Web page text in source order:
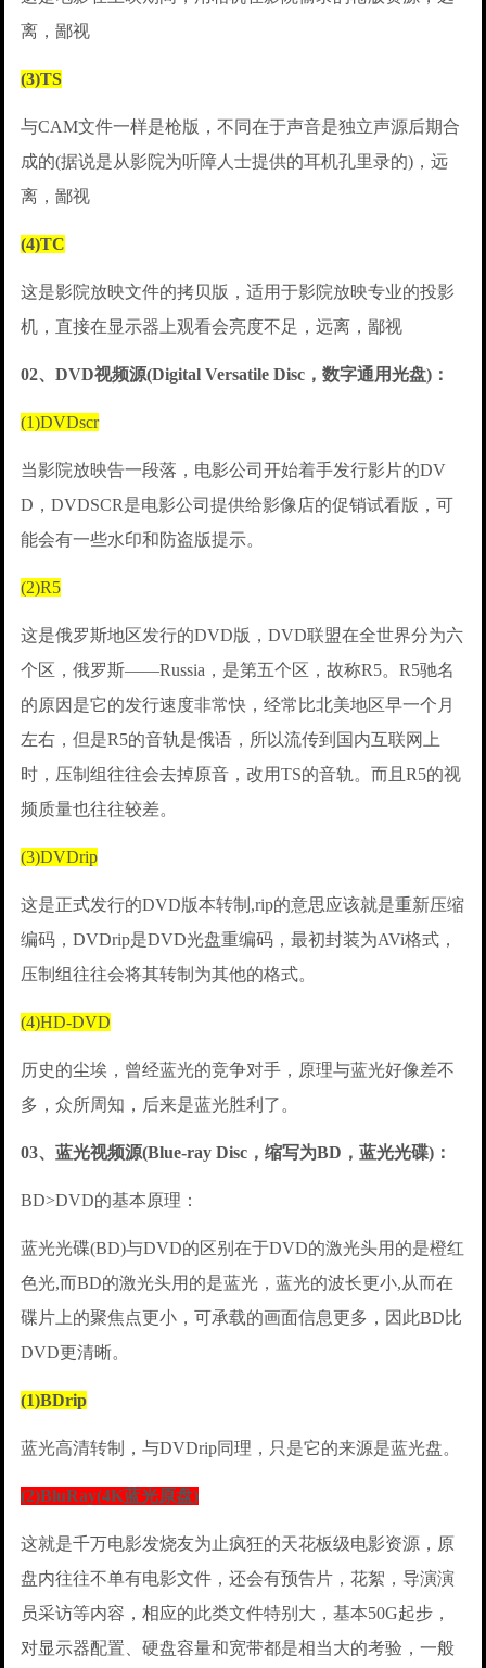
离，鄙视
(3)TS
与CAM文件一样是枪版，不同在于声音是独立声源后期合
成的(据说是从影院为听障人士提供的耳机孔里录的)，远
离，鄙视
(4)TC
这是影院放映文件的拷贝版，适用于影院放映专业的投影
机，直接在显示器上观看会亮度不足，远离，鄙视
02、DVD视频源(Digital Versatile Disc，数字通用光盘)：
(1)DVDscr
当影院放映告一段落，电影公司开始着手发行影片的DV
D，DVDSCR是电影公司提供给影像店的促销试看版，可
能会有一些水印和防盗版提示。
(2)R5
这是俄罗斯地区发行的DVD版，DVD联盟在全世界分为六
个区，俄罗斯——Russia，是第五个区，故称R5。R5驰名
的原因是它的发行速度非常快，经常比北美地区早一个月
左右，但是R5的音轨是俄语，所以流传到国内互联网上
时，压制组往往会去掉原音，改用TS的音轨。而且R5的视
频质量也往往较差。
(3)DVDrip
这是正式发行的DVD版本转制,rip的意思应该就是重新压缩
编码，DVDrip是DVD光盘重编码，最初封装为AVi格式，
压制组往往会将其转制为其他的格式。
(4)HD-DVD
历史的尘埃，曾经蓝光的竞争对手，原理与蓝光好像差不
多，众所周知，后来是蓝光胜利了。
03、蓝光视频源(Blue-ray Disc，缩写为BD，蓝光光碟)：
BD>DVD的基本原理：
蓝光光碟(BD)与DVD的区别在于DVD的激光头用的是橙红
色光,而BD的激光头用的是蓝光，蓝光的波长更小,从而在
碟片上的聚焦点更小，可承载的画面信息更多，因此BD比
DVD更清晰。
(1)BDrip
蓝光高清转制，与DVDrip同理，只是它的来源是蓝光盘。
(2)BluRay(4K蓝光原盘)
这就是千万电影发烧友为止疯狂的天花板级电影资源，原
盘内往往不单有电影文件，还会有预告片，花絮，导演演
员采访等内容，相应的此类文件特别大，基本50G起步，
对显示器配置、硬盘容量和宽带都是相当大的考验，一般